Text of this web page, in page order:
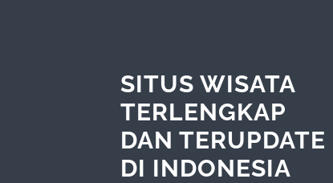
SITUS WISATA
TERLENGKAP
DAN TERUPDATE
DI INDONESIA